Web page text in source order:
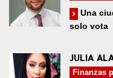
Una
solo vota
JULIA
Finanzas